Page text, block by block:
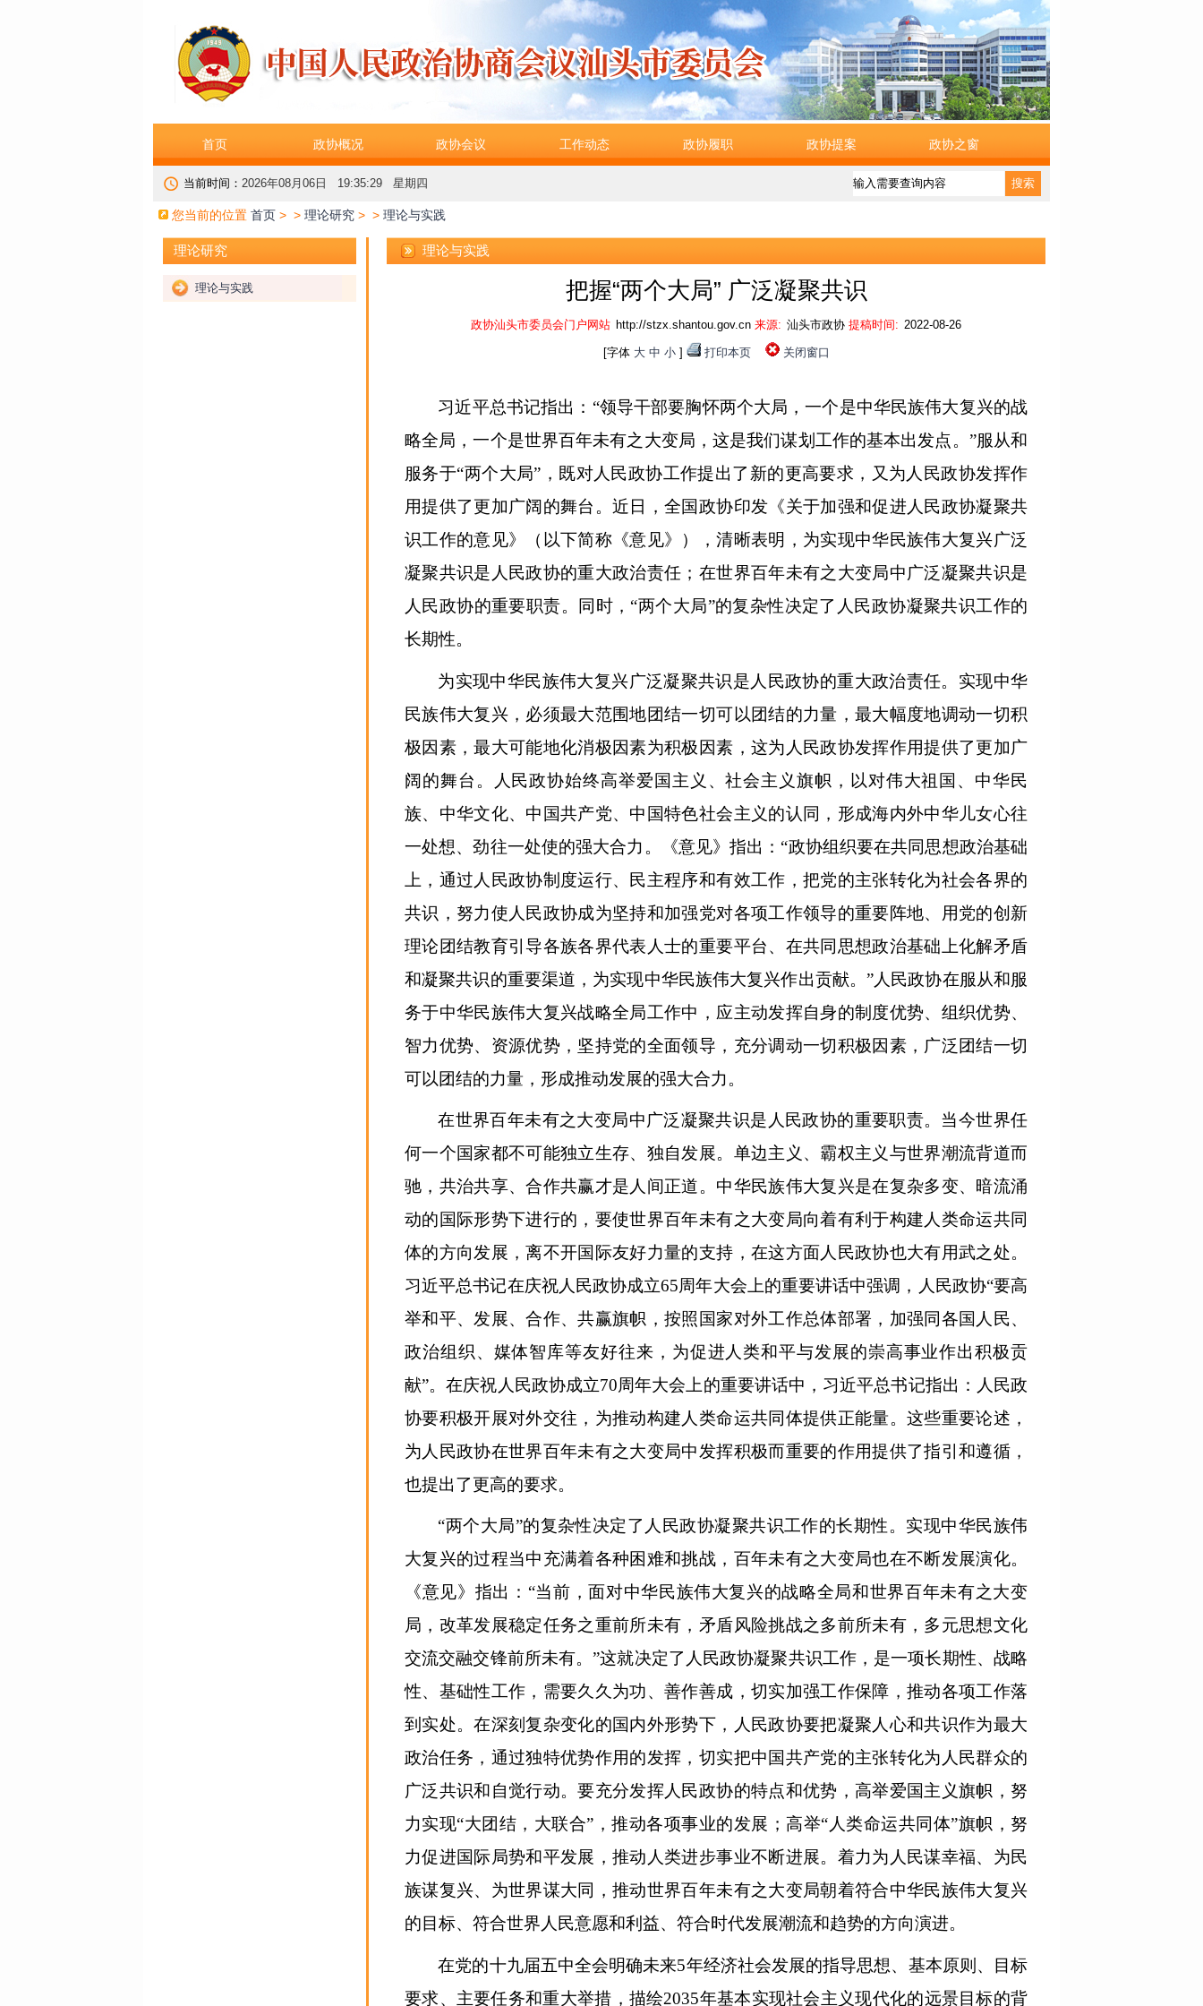
首页 政协概况 政协会议 工作动态 政协履职 政协提案 政协之窗
当前时间： 2026年08月06日 19:35:29 星期四 搜索
您当前的位置 首页 > > 理论研究 > > 理论与实践
理论研究
理论与实践
理论与实践
把握“两个大局” 广泛凝聚共识
政协汕头市委员会门户网站 http://stzx.shantou.gov.cn 来源: 汕头市政协 提稿时间: 2022-08-26
[字体 大 中 小 ] 打印本页 关闭窗口
习近平总书记指出：“领导干部要胸怀两个大局，一个是中华民族伟大复兴的战
略全局，一个是世界百年未有之大变局，这是我们谋划工作的基本出发点。”服从和
服务于“两个大局”，既对人民政协工作提出了新的更高要求，又为人民政协发挥作
用提供了更加广阔的舞台。近日，全国政协印发《关于加强和促进人民政协凝聚共
识工作的意见》（以下简称《意见》），清晰表明，为实现中华民族伟大复兴广泛
凝聚共识是人民政协的重大政治责任；在世界百年未有之大变局中广泛凝聚共识是
人民政协的重要职责。同时，“两个大局”的复杂性决定了人民政协凝聚共识工作的
长期性。
为实现中华民族伟大复兴广泛凝聚共识是人民政协的重大政治责任。实现中华
民族伟大复兴，必须最大范围地团结一切可以团结的力量，最大幅度地调动一切积
极因素，最大可能地化消极因素为积极因素，这为人民政协发挥作用提供了更加广
阔的舞台。人民政协始终高举爱国主义、社会主义旗帜，以对伟大祖国、中华民
族、中华文化、中国共产党、中国特色社会主义的认同，形成海内外中华儿女心往
一处想、劲往一处使的强大合力。《意见》指出：“政协组织要在共同思想政治基础
上，通过人民政协制度运行、民主程序和有效工作，把党的主张转化为社会各界的
共识，努力使人民政协成为坚持和加强党对各项工作领导的重要阵地、用党的创新
理论团结教育引导各族各界代表人士的重要平台、在共同思想政治基础上化解矛盾
和凝聚共识的重要渠道，为实现中华民族伟大复兴作出贡献。”人民政协在服从和服
务于中华民族伟大复兴战略全局工作中，应主动发挥自身的制度优势、组织优势、
智力优势、资源优势，坚持党的全面领导，充分调动一切积极因素，广泛团结一切
可以团结的力量，形成推动发展的强大合力。
在世界百年未有之大变局中广泛凝聚共识是人民政协的重要职责。当今世界任
何一个国家都不可能独立生存、独自发展。单边主义、霸权主义与世界潮流背道而
驰，共治共享、合作共赢才是人间正道。中华民族伟大复兴是在复杂多变、暗流涌
动的国际形势下进行的，要使世界百年未有之大变局向着有利于构建人类命运共同
体的方向发展，离不开国际友好力量的支持，在这方面人民政协也大有用武之处。
习近平总书记在庆祝人民政协成立65周年大会上的重要讲话中强调，人民政协“要高
举和平、发展、合作、共赢旗帜，按照国家对外工作总体部署，加强同各国人民、
政治组织、媒体智库等友好往来，为促进人类和平与发展的崇高事业作出积极贡
献”。在庆祝人民政协成立70周年大会上的重要讲话中，习近平总书记指出：人民政
协要积极开展对外交往，为推动构建人类命运共同体提供正能量。这些重要论述，
为人民政协在世界百年未有之大变局中发挥积极而重要的作用提供了指引和遵循，
也提出了更高的要求。
“两个大局”的复杂性决定了人民政协凝聚共识工作的长期性。实现中华民族伟
大复兴的过程当中充满着各种困难和挑战，百年未有之大变局也在不断发展演化。
《意见》指出：“当前，面对中华民族伟大复兴的战略全局和世界百年未有之大变
局，改革发展稳定任务之重前所未有，矛盾风险挑战之多前所未有，多元思想文化
交流交融交锋前所未有。”这就决定了人民政协凝聚共识工作，是一项长期性、战略
性、基础性工作，需要久久为功、善作善成，切实加强工作保障，推动各项工作落
到实处。在深刻复杂变化的国内外形势下，人民政协要把凝聚人心和共识作为最大
政治任务，通过独特优势作用的发挥，切实把中国共产党的主张转化为人民群众的
广泛共识和自觉行动。要充分发挥人民政协的特点和优势，高举爱国主义旗帜，努
力实现“大团结，大联合”，推动各项事业的发展；高举“人类命运共同体”旗帜，努
力促进国际局势和平发展，推动人类进步事业不断进展。着力为人民谋幸福、为民
族谋复兴、为世界谋大同，推动世界百年未有之大变局朝着符合中华民族伟大复兴
的目标、符合世界人民意愿和利益、符合时代发展潮流和趋势的方向演进。
在党的十九届五中全会明确未来5年经济社会发展的指导思想、基本原则、目标
要求、主要任务和重大举措，描绘2035年基本实现社会主义现代化的远景目标的背